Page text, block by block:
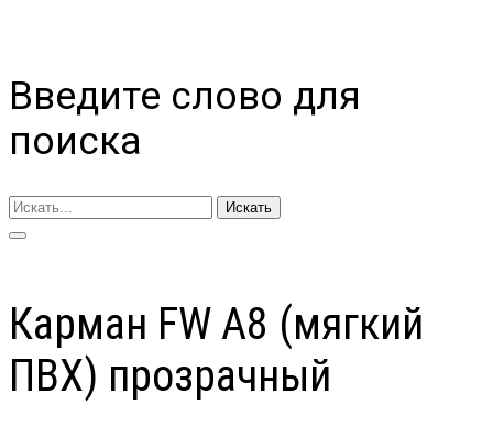
Введите слово для
поиска
Искать
Карман FW А8 (мягкий
ПВХ) прозрачный